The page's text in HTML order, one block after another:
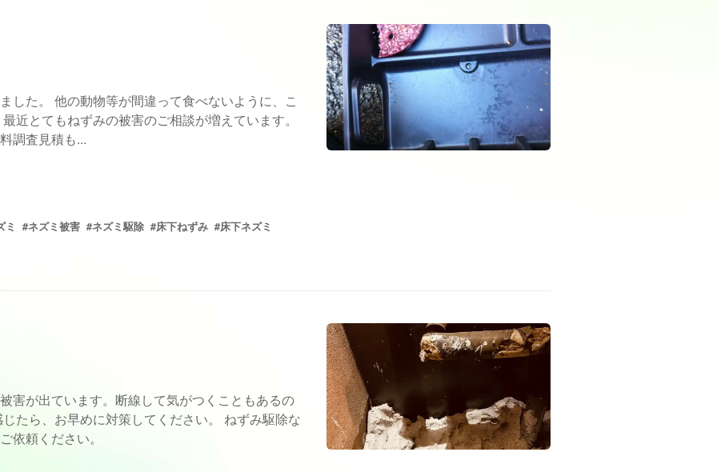
した。 他の動物等が間違って食べないように、こ
近とてもねずみの被害のご相談が増えています。
調査見積も...
ミ #ネズミ被害 #ネズミ駆除 #床下ねずみ #床下ネズミ
害が出ています。断線して気がつくこともあるの
たら、お早めに対策してください。 ねずみ駆除な
依頼ください。